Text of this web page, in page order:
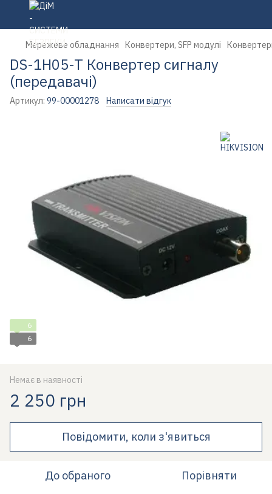
Мережеве обладнання Конвертери, SFP модулі
DS-1H05-T Конвертер сигналу
(передавачі)
Артикул: 99-00001278 Написати відгук
6
6
Немає в наявності
2 250 грн
Повідомити, коли з'явиться
До обраного Порівняти